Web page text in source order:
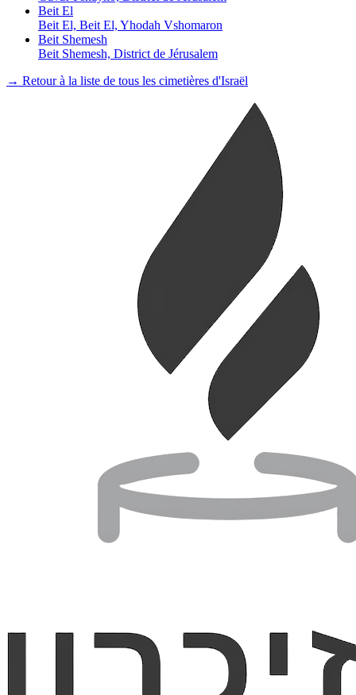
Beit El
Beit El, Beit El, Yhodah Vshomaron
Beit Shemesh
Beit Shemesh, District de Jérusalem
→ Retour à la liste de tous les cimetières d'Israël